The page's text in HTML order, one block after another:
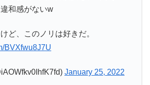
和感がないw
ど、このノリは好きだ。
BVXfwu8J7U
January 25, 2022